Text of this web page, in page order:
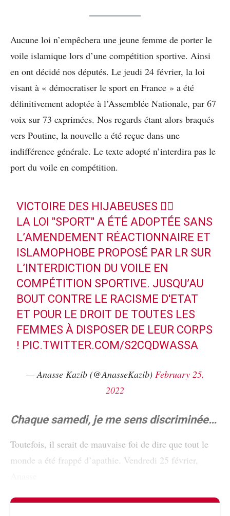
Aucune loi n’empêchera une jeune femme de porter le
voile islamique lors d’une compétition sportive. Ainsi
en ont décidé nos députés. Le jeudi 24 février, la loi
visant à « démocratiser le sport en France » a été
définitivement adoptée à l’Assemblée Nationale, par 67
voix sur 73 exprimées. Nos regards étant alors braqués
vers Poutine, la nouvelle a été reçue dans une
indifférence générale. Le texte adopté n’interdira pas le
port du voile en compétition.
VICTOIRE DES HIJABEUSES ✊🏼
LA LOI "SPORT" A ÉTÉ ADOPTÉE SANS
L’AMENDEMENT RÉACTIONNAIRE ET
ISLAMOPHOBE PROPOSÉ PAR LR SUR
L’INTERDICTION DU VOILE EN
COMPÉTITION SPORTIVE. JUSQU’AU
BOUT CONTRE LE RACISME D'ETAT
ET POUR LE DROIT DE TOUTES LES
FEMMES À DISPOSER DE LEUR CORPS
! PIC.TWITTER.COM/S2CQDWASSA
— Anasse Kazib (@AnasseKazib) February 25,
2022
Chaque samedi, je me sens discriminée…
Toutefois, il serait de mauvaise foi de dire que tout le
monde a été frappé d’apathie. Vendredi 25 février,